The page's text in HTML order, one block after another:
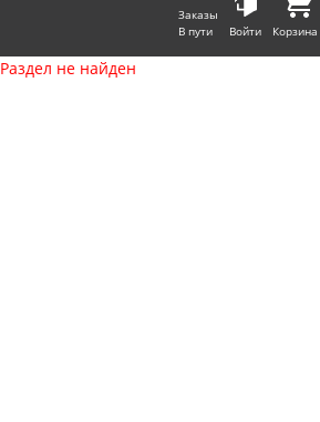
Заказы
В пути
Войти Корзина
Раздел не найден